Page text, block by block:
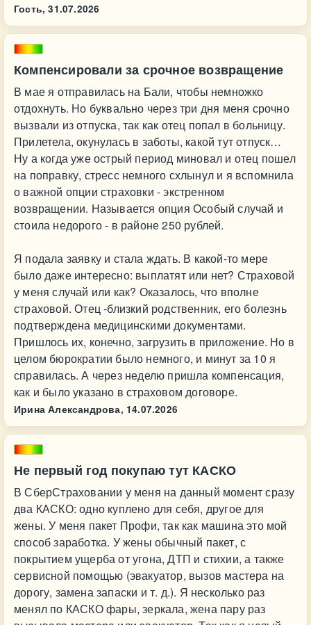
Гость, 31.07.2026
Компенсировали за срочное возвращение
В мае я отправилась на Бали, чтобы немножко
отдохнуть. Но буквально через три дня меня срочно
вызвали из отпуска, так как отец попал в больницу.
Прилетела, окунулась в заботы, какой тут отпуск…
Ну а когда уже острый период миновал и отец пошел
на поправку, стресс немного схлынул и я вспомнила
о важной опции страховки - экстренном
возвращении. Называется опция Особый случай и
стоила недорого - в районе 250 рублей.
Я подала заявку и стала ждать. В какой-то мере
было даже интересно: выплатят или нет? Страховой
у меня случай или как? Оказалось, что вполне
страховой. Отец -близкий родственник, его болезнь
подтверждена медицинскими документами.
Пришлось их, конечно, загрузить в приложение. Но в
целом бюрократии было немного, и минут за 10 я
справилась. А через неделю пришла компенсация,
как и было указано в страховом договоре.
Ирина Александрова, 14.07.2026
Не первый год покупаю тут КАСКО
В СберСтраховании у меня на данный момент сразу
два КАСКО: одно куплено для себя, другое для
жены. У меня пакет Профи, так как машина это мой
способ заработка. У жены обычный пакет, с
покрытием ущерба от угона, ДТП и стихии, а также
сервисной помощью (эвакуатор, вызов мастера на
дорогу, замена запаски и т. д.). Я несколько раз
менял по КАСКО фары, зеркала, жена пару раз